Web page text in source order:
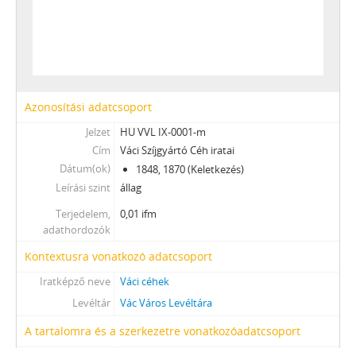
Azonosítási adatcsoport
Jelzet
HU VVL IX-0001-m
Cím
Váci Szíjgyártó Céh iratai
Dátum(ok)
1848, 1870 (Keletkezés)
Leírási szint
állag
Terjedelem,
adathordozók
0,01 ifm
Kontextusra vonatkozó adatcsoport
Iratképző neve
Váci céhek
Levéltár
Vác Város Levéltára
A tartalomra és a szerkezetre vonatkozóadatcsoport